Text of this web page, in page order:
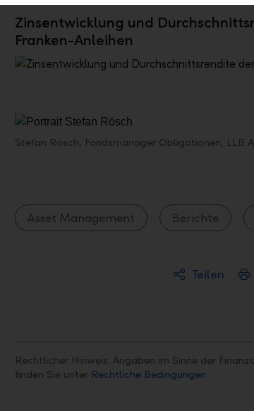
Zinsentwicklung und
Franken-Anleihen
Stefan Rösch, Fondsmanager Obligationen, LLB
Asset Management Berichte
Teilen
Rechtlicher Hinweis: Angaben im Sinne der
finden Sie unter Rechtliche Bedingungen.